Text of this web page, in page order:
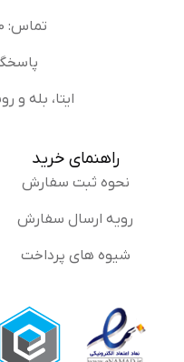
تماس: 02536703030
پاسخگویی: 9
ایتا، بله و روبیکا:
راهنمای خرید
نحوه ثبت سفارش
رویه ارسال سفارش
شیوه های پرداخت